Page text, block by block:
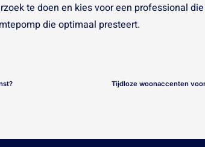
te doen en kies voor een professional
die optimaal presteert.
Tijdloze woonaccenten